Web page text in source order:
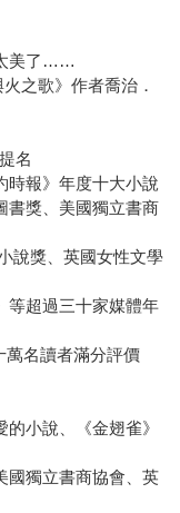
美了……
之歌》作者喬治．
名
報》年度十大小說
獎、美國獨立書商
說獎、英國女性文學
超過三十家媒體年
名讀者滿分評價
小說、《金翅雀》
獨立書商協會、英